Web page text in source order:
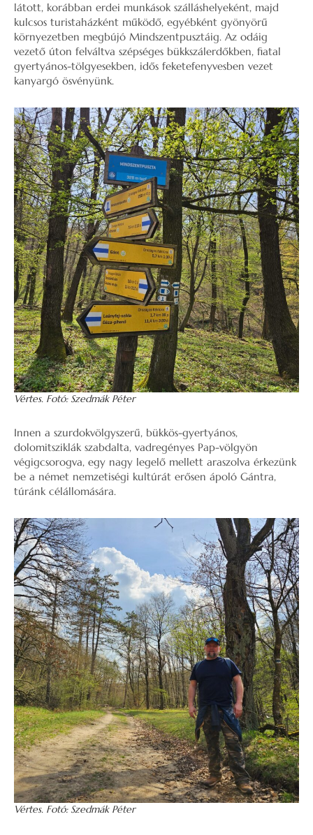
látott, korábban erdei munkások szálláshelyeként, majd
kulcsos turistaházként működő, egyébként gyönyörű
környezetben megbújó Mindszentpusztáig. Az odáig
vezető úton felváltva szépséges bükkszálerdőkben, fiatal
gyertyános-tölgyesekben, idős feketefenyvesben vezet
kanyargó ösvényünk.
Vértes. Fotó: Szedmák Péter
Innen a szurdokvölgyszerű, bükkös-gyertyános,
dolomitsziklák szabdalta, vadregényes Pap-völgyön
végigcsorogva, egy nagy legelő mellett araszolva érkezünk
be a német nemzetiségi kultúrát erősen ápoló Gántra,
túránk célállomására.
Vértes. Fotó: Szedmák Péter